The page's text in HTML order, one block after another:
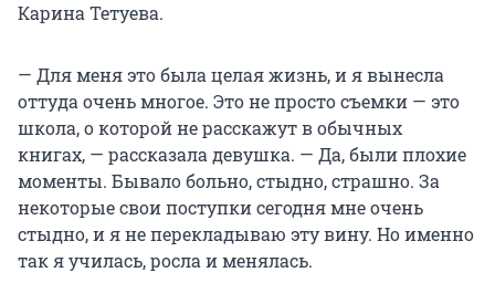
Карина Тетуева.
— Для меня это была целая жизнь, и я вынесла
оттуда очень многое. Это не просто съемки — это
школа, о которой не расскажут в обычных
книгах, — рассказала девушка. — Да, были плохие
моменты. Бывало больно, стыдно, страшно. За
некоторые свои поступки сегодня мне очень
стыдно, и я не перекладываю эту вину. Но именно
так я училась, росла и менялась.